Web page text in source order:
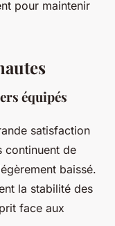
pour maintenir
équipés
satisfaction
continuent de
baissé.
la stabilité des
face aux